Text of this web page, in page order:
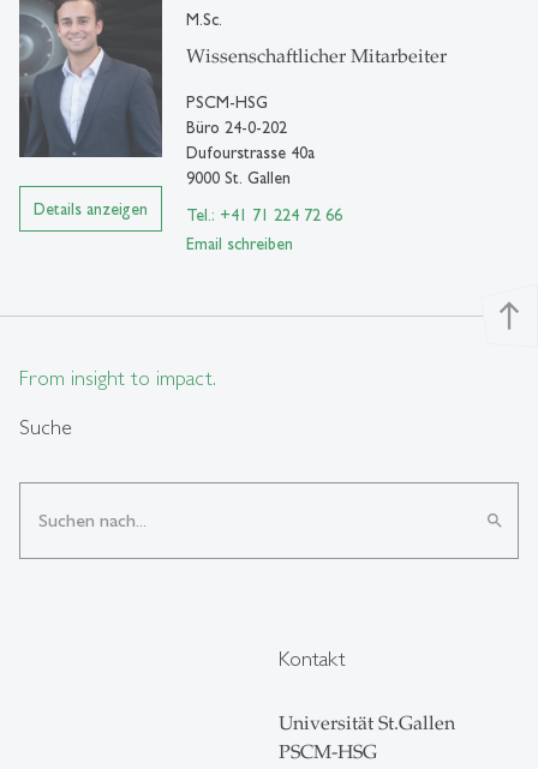
Details anzeigen
M.Sc.
Wissenschaftlicher Mitarbeiter
PSCM-HSG
Büro 24-0-202
Dufourstrasse 40a
9000 St. Gallen
Tel.: +41 71 224 72 66
Email schreiben
north
From insight to impact.
Suche
search
Kontakt
Universität St.Gallen
PSCM-HSG